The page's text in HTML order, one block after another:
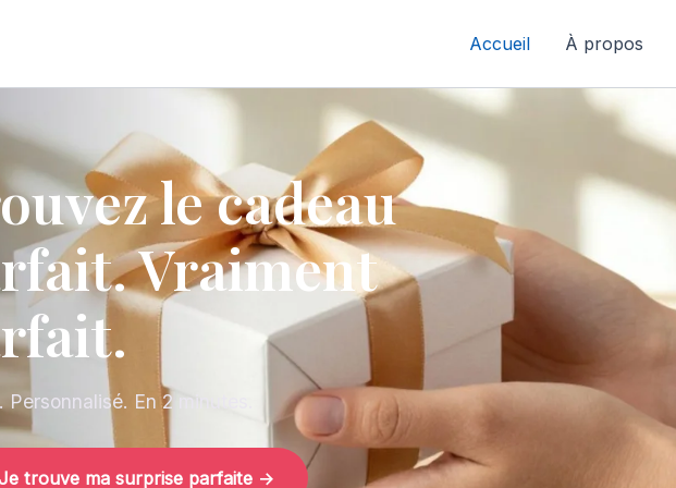
Accueil À propos
le cadeau
Vraiment
Personnalisé. En 2 minutes.
trouve ma surprise parfaite →